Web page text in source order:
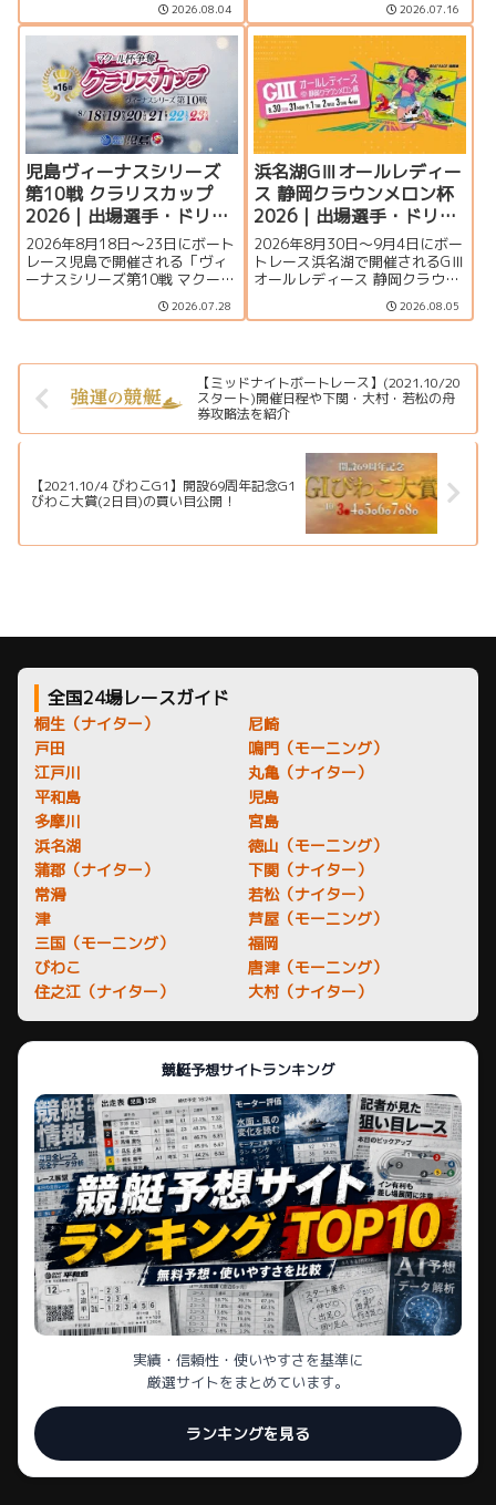
徴、イベント情報を詳しく紹
介。峰竜太、毒島誠、定松勇樹
らトップレーサーが集結する真
夏のSGの見どころを徹底解説し
ます。
2026.08.04
望、出場選手一覧、発祥地ドリ
ーム、注目モーター、大村水面
の攻略ポイント、イベント情報
まで詳しく紹介します。
2026.07.16
児島ヴィーナスシリーズ
第10戦 クラリスカップ
2026｜出場選手・ドリー
ム戦・注目モーター・イ
ベント情報まとめ
2026年8月18日～23日にボート
レース児島で開催される「ヴィ
ーナスシリーズ第10戦 マクール
杯争奪第16回クラリスカップ」
の特集ページです。出場選手一
報まで詳しく紹介します。
2026.07.28
浜名湖GⅢオールレディー
ス 静岡クラウンメロン杯
2026｜出場選手・ドリー
ム戦・注目モーター・イ
ベント情報まとめ
2026年8月30日～9月4日にボー
トレース浜名湖で開催されるGⅢ
オールレディース 静岡クラウン
メロン杯の特集ページです。出
場選手一覧、シリーズ展望、ド
を詳しく紹介します。
2026.08.05
【ミッドナイトボートレース】(2021.10/20
スタート)開催日程や下関・大村・若松の舟
券攻略法を紹介
【2021.10/4 びわこG1】開設69周年記念G1
びわこ大賞(2日目)の買い目公開！
全国24場レースガイド
桐生（ナイター）
戸田
江戸川
平和島
多摩川
浜名湖
蒲郡（ナイター）
常滑
津
三国（モーニング）
びわこ
住之江（ナイター）
尼崎
鳴門（モーニング）
丸亀（ナイター）
児島
宮島
徳山（モーニング）
下関（ナイター）
若松（ナイター）
芦屋（モーニング）
福岡
唐津（モーニング）
大村（ナイター）
競艇予想サイトランキング
実績・信頼性・使いやすさを基準に
厳選サイトをまとめています。
ランキングを見る